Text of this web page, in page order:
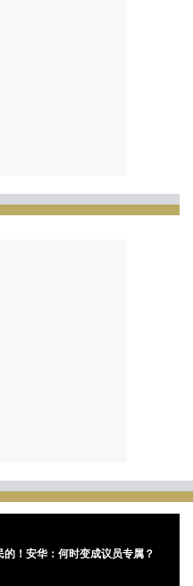
的！安华：何时变成议员专属？